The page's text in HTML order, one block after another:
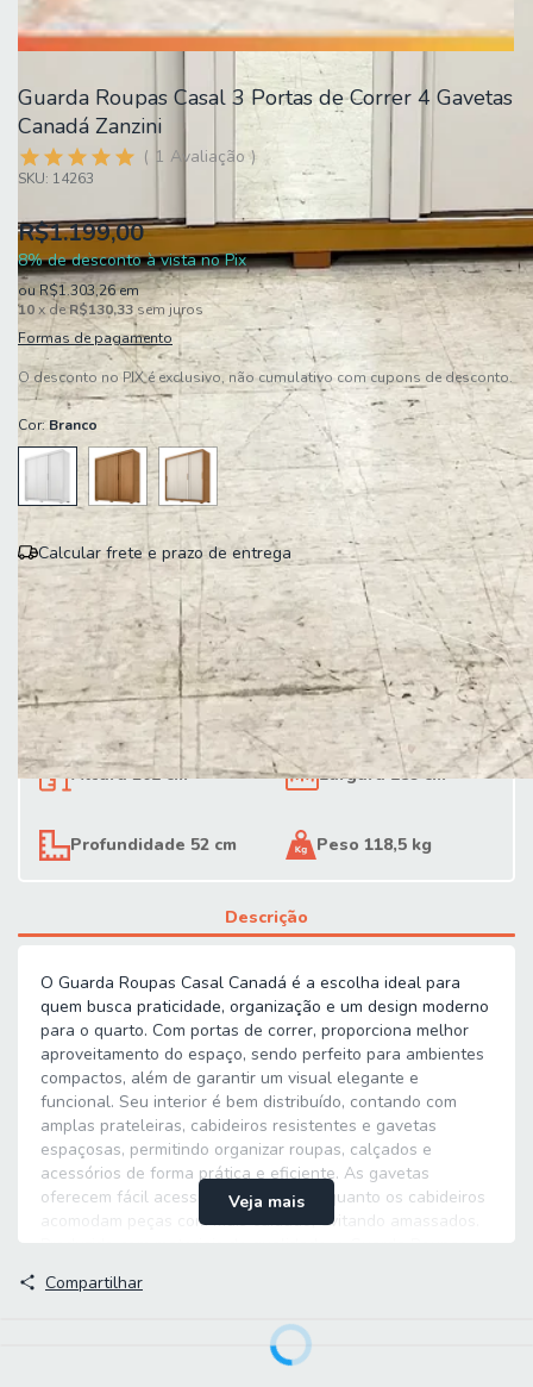
Guarda Roupas Casal 3 Portas de Correr 4 Gavetas
Canadá Zanzini
1 Avaliação
SKU: 14263
R$1.199,00
8% de desconto à vista no Pix
ou R$1.303,26em
10x deR$130,33 sem juros
Formas de pagamento
O desconto no PIX é exclusivo, não cumulativo com cupons de desconto.
Cor:Branco
Calcular frete e prazo de entrega
Entregas para o CEP: Calcular
Altura 201 cm Largura 189 cm
Profundidade 52 cm Peso 118,5 kg
Descrição
O Guarda Roupas Casal Canadá é a escolha ideal para
quem busca praticidade, organização e um design moderno
para o quarto. Com portas de correr, proporciona melhor
aproveitamento do espaço, sendo perfeito para ambientes
compactos, além de garantir um visual elegante e
funcional. Seu interior é bem distribuído, contando com
amplas prateleiras, cabideiros resistentes e gavetas
espaçosas, permitindo organizar roupas, calçados e
acessórios de forma prática e eficiente. As gavetas
oferecem fácil acesso no dia a dia, enquanto os cabideiros
acomodam peças com mais cuidado, evitando amassados.
acabamento, sendo uma opção completa para manter o
Veja mais
Compartilhar